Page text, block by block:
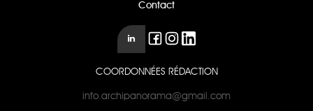
Contact
COORDONNÉES RÉDACTION
info.archipanorama@gmail.com